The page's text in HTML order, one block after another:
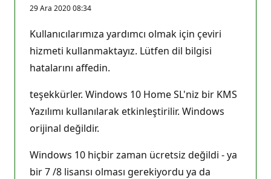
29 Ara 2020 08:34
Kullanıcılarımıza yardımcı olmak için çeviri
hizmeti kullanmaktayız. Lütfen dil bilgisi
hatalarını affedin.
teşekkürler. Windows 10 Home SL'niz bir KMS
Yazılımı kullanılarak etkinleştirilir. Windows
orijinal değildir.
Windows 10 hiçbir zaman ücretsiz değildi - ya
bir 7 /8 lisansı olması gerekiyordu ya da